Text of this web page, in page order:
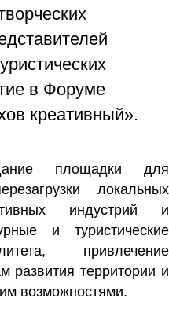
в Форуме
креативный».
площадки для
локальных
индустрий и
и туристические
привлечение
развития территории и
возможностями.